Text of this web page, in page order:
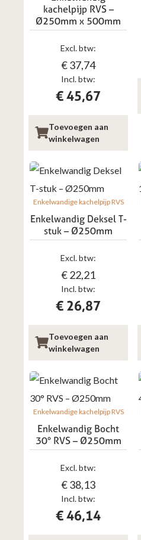
kachelpijp RVS –
Ø250mm x 500mm
Incl. btw:
€45,67
Excl. btw:
€37,74
Toevoegen aan
winkelwagen
Enkelwandige kachelpijp RVS
Enkelwandig Deksel T-
stuk – Ø250mm
Incl. btw:
€ 26,87
Excl. btw:
€22,21
Toevoegen aan
winkelwagen
Enkelwandige kachelpijp RVS
Enkelwandig Bocht
30° RVS – Ø250mm
Incl. btw:
€46,14
Excl. btw:
€38,13